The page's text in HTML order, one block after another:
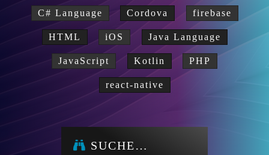
C# Language Cordova firebase
HTML iOS Java Language
JavaScript Kotlin PHP
react-native
SUCHE…